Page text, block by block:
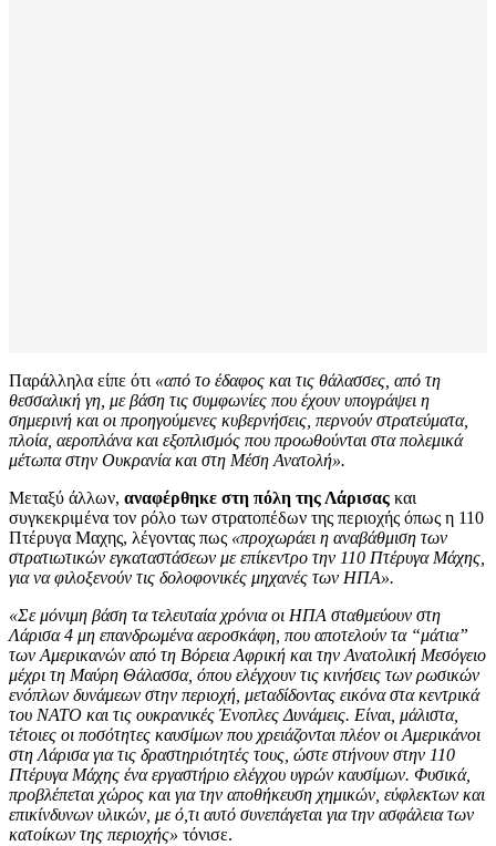
Παράλληλα είπε ότι «από το έδαφος και τις θάλασσες, από τη
θεσσαλική γη, με βάση τις συμφωνίες που έχουν υπογράψει η
σημερινή και οι προηγούμενες κυβερνήσεις, περνούν στρατεύματα,
πλοία, αεροπλάνα και εξοπλισμός που προωθούνται στα πολεμικά
μέτωπα στην Ουκρανία και στη Μέση Ανατολή».
Μεταξύ άλλων, αναφέρθηκε στη πόλη της Λάρισας και
συγκεκριμένα τον ρόλο των στρατοπέδων της περιοχής όπως η 110
Πτέρυγα Μαχης, λέγοντας πως «προχωράει η αναβάθμιση των
στρατιωτικών εγκαταστάσεων με επίκεντρο την 110 Πτέρυγα Μάχης,
για να φιλοξενούν τις δολοφονικές μηχανές των ΗΠΑ».
«Σε μόνιμη βάση τα τελευταία χρόνια οι ΗΠΑ σταθμεύουν στη
Λάρισα 4 μη επανδρωμένα αεροσκάφη, που αποτελούν τα “μάτια”
των Αμερικανών από τη Βόρεια Αφρική και την Ανατολική Μεσόγειο
μέχρι τη Μαύρη Θάλασσα, όπου ελέγχουν τις κινήσεις των ρωσικών
ενόπλων δυνάμεων στην περιοχή, μεταδίδοντας εικόνα στα κεντρικά
του ΝΑΤΟ και τις ουκρανικές Ένοπλες Δυνάμεις. Είναι, μάλιστα,
τέτοιες οι ποσότητες καυσίμων που χρειάζονται πλέον οι Αμερικάνοι
στη Λάρισα για τις δραστηριότητές τους, ώστε στήνουν στην 110
Πτέρυγα Μάχης ένα εργαστήριο ελέγχου υγρών καυσίμων. Φυσικά,
προβλέπεται χώρος και για την αποθήκευση χημικών, εύφλεκτων και
επικίνδυνων υλικών, με ό,τι αυτό συνεπάγεται για την ασφάλεια των
κατοίκων της περιοχής» τόνισε.